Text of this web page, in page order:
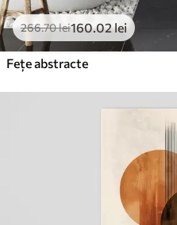
266.70lei160.02lei
Fețe abstracte